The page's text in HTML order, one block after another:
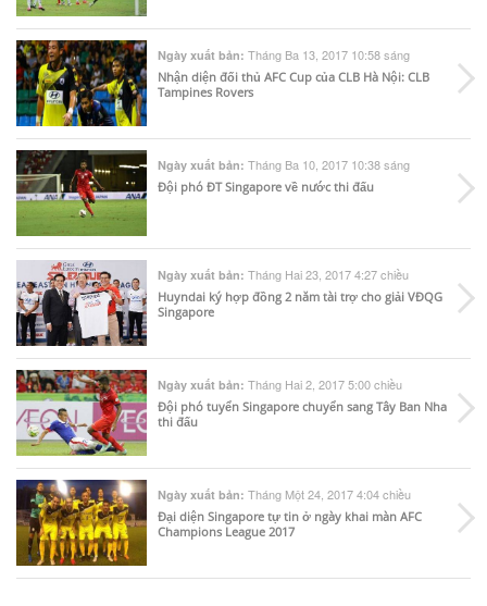
Ngày xuất bản: Tháng Ba 13, 2017 10:58 sáng
Nhận diện đối thủ AFC Cup của CLB Hà Nội: CLB
Tampines Rovers
Ngày xuất bản: Tháng Ba 10, 2017 10:38 sáng
Đội phó ĐT Singapore về nước thi đấu
Ngày xuất bản: Tháng Hai 23, 2017 4:27 chiều
Huyndai ký hợp đồng 2 năm tài trợ cho giải VĐQG
Singapore
Ngày xuất bản: Tháng Hai 2, 2017 5:00 chiều
Đội phó tuyển Singapore chuyển sang Tây Ban Nha
thi đấu
Ngày xuất bản: Tháng Một 24, 2017 4:04 chiều
Đại diện Singapore tự tin ở ngày khai màn AFC
Champions League 2017